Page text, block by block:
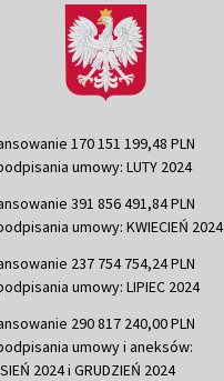
170 151 199,48 PLN
umowy: LUTY 2024
391 856 491,84 PLN
umowy: KWIECIEŃ 2024
237 754 754,24 PLN
umowy: LIPIEC 2024
290 817 240,00 PLN
umowy i aneksów:
2024 i GRUDZIEŃ 2024